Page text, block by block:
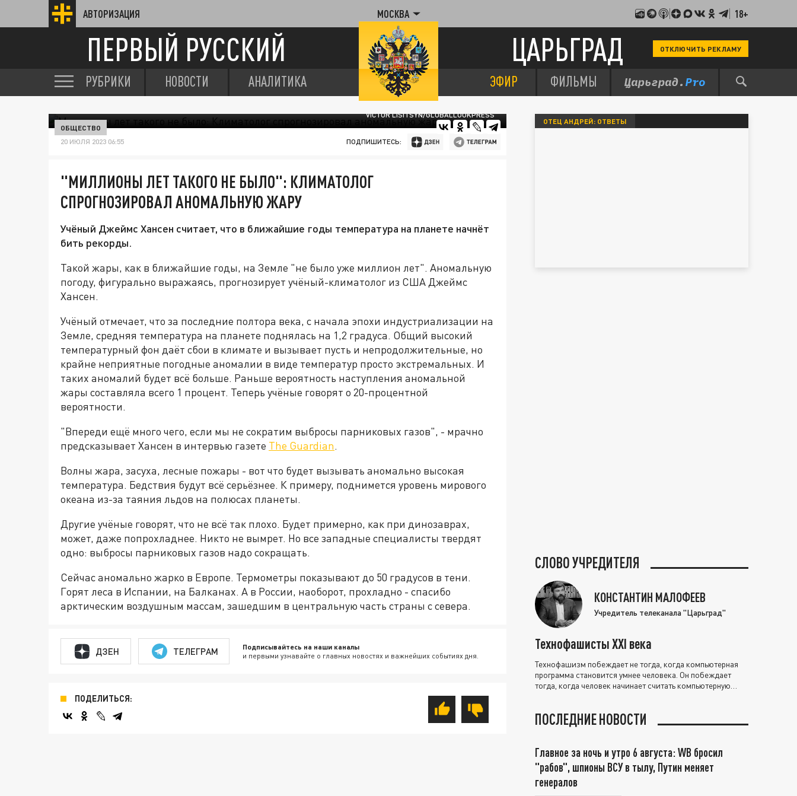
АВТОРИЗАЦИЯ МОСКВА 18+
ПЕРВЫЙ РУССКИЙ ЦАРЬГРАД ОТКЛЮЧИТЬ РЕКЛАМУ
РУБРИКИ НОВОСТИ АНАЛИТИКА ЭФИР ФИЛЬМЫ
VICTOR LISITSYN/GLOBALLOOKPRESS
ОБЩЕСТВО
20 ИЮЛЯ 2023 06:55 ПОДПИШИТЕСЬ:
"МИЛЛИОНЫ ЛЕТ ТАКОГО НЕ БЫЛО": КЛИМАТОЛОГ
СПРОГНОЗИРОВАЛ АНОМАЛЬНУЮ ЖАРУ
Учёный Джеймс Хансен считает, что в ближайшие годы температура на планете начнёт
бить рекорды.
Такой жары, как в ближайшие годы, на Земле "не было уже миллион лет". Аномальную
погоду, фигурально выражаясь, прогнозирует учёный-климатолог из США Джеймс
Хансен.
Учёный отмечает, что за последние полтора века, с начала эпохи индустриализации на
Земле, средняя температура на планете поднялась на 1,2 градуса. Общий высокий
температурный фон даёт сбои в климате и вызывает пусть и непродолжительные, но
крайне неприятные погодные аномалии в виде температур просто экстремальных. И
таких аномалий будет всё больше. Раньше вероятность наступления аномальной
жары составляла всего 1 процент. Теперь учёные говорят о 20-процентной
вероятности.
"Впереди ещё много чего, если мы не сократим выбросы парниковых газов", - мрачно
предсказывает Хансен в интервью газете The Guardian.
Волны жара, засуха, лесные пожары - вот что будет вызывать аномально высокая
температура. Бедствия будут всё серьёзнее. К примеру, поднимется уровень мирового
океана из-за таяния льдов на полюсах планеты.
Другие учёные говорят, что не всё так плохо. Будет примерно, как при динозаврах,
может, даже попрохладнее. Никто не вымрет. Но все западные специалисты твердят
одно: выбросы парниковых газов надо сокращать.
Сейчас аномально жарко в Европе. Термометры показывают до 50 градусов в тени.
Горят леса в Испании, на Балканах. А в России, наоборот, прохладно - спасибо
арктическим воздушным массам, зашедшим в центральную часть страны с севера.
ДЗЕН ТЕЛЕГРАМ Подписывайтесь на наши каналы
и первыми узнавайте о главных новостях и важнейших событиях дня.
ПОДЕЛИТЬСЯ:
ОТЕЦ АНДРЕЙ: ОТВЕТЫ
СЛОВО УЧРЕДИТЕЛЯ
КОНСТАНТИН МАЛОФЕЕВ
Учредитель телеканала "Царьград"
Технофашисты XXI века
Технофашизм побеждает не тогда, когда компьютерная
программа становится умнее человека. Он побеждает
тогда, когда человек начинает считать компьютерную
ПОСЛЕДНИЕ НОВОСТИ
Главное за ночь и утро 6 августа: WB бросил
"рабов", шпионы ВСУ в тылу, Путин меняет
генералов